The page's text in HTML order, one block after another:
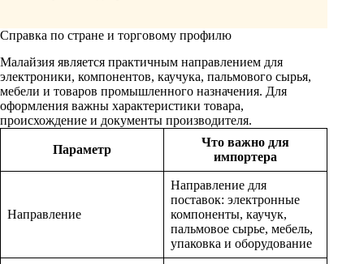
Справка по стране и торговому профилю
Малайзия является практичным направлением для
электроники, компонентов, каучука, пальмового сырья,
мебели и товаров промышленного назначения. Для
оформления важны характеристики товара,
происхождение и документы производителя.
Параметр
Что важно для
импортера
Направление
Направление для
поставок: электронные
компоненты, каучук,
пальмовое сырье, мебель,
упаковка и оборудование